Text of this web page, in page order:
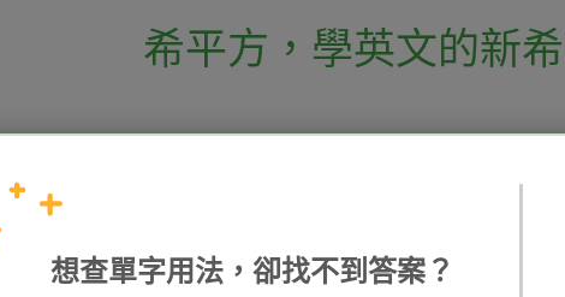
希平方 ， 學英文的新
加入我們 / 追蹤：
想查單字用法，卻找不到答案？